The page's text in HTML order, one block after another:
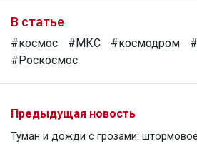
В статье
#космос #МКС #космодром
#Роскосмос
Предыдущая новость
Туман и дожди с грозами: